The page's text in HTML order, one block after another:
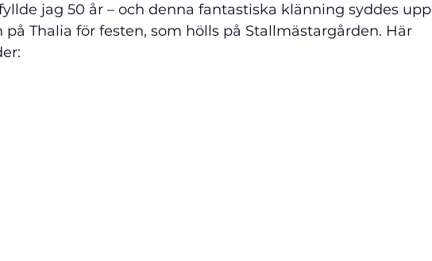
jag 50 år – och denna fantastiska klänning syddes upp
på Thalia för festen, som hölls på Stallmästargården. Här